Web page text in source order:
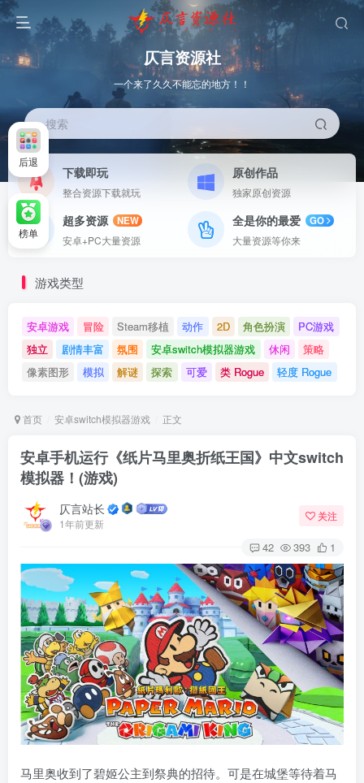
仄言资源社
一个来了久久不能忘的地方！！
搜索
下载即玩
整合资源下载就玩
原创作品
独家原创资源
超多资源
NEW
安卓+PC大量资源
全是你的最爱
GO
大量资源等你来
游戏类型
安卓游戏 冒险 Steam移植 动作 2D 角色扮演
PC游戏
独立
剧情丰富 氛围 安卓switch模拟器游戏 休闲
策略
像素图形
模拟 解谜 探索 可爱 类 Rogue 轻度 Rogue
首页 安卓switch模拟器游戏 正文
安卓手机运行《纸片马里奥折纸王国》中文switch
模拟器！(游戏)
仄言站长
1年前更新
关注
42 393 1
马里奥收到了碧姬公主到祭典的招待。可是在城堡等待着马
后退
榜单